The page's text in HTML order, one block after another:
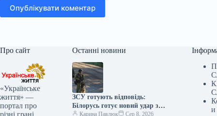
Опублікувати коментар
Про сайт
«Українське
життя» —
портал про
різні грані
Останні новини
ЗСУ готують відповідь:
Білорусь готує новий удар з
Чернігівщини?
Карина Павлюк
Сер 8, 2026
и